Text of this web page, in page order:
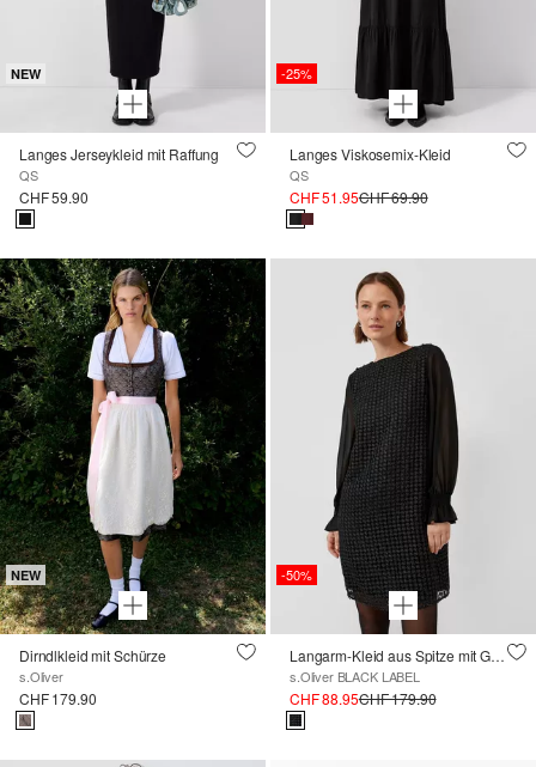
NEW
Langes Jerseykleid mit Raffung
QS
CHF 59.90
-25%
Langes Viskosemix-Kleid
QS
CHF 51.95CHF 69.90
NEW
Dirndlkleid mit Schürze
s.Oliver
CHF 179.90
-50%
Langarm-Kleid aus Spitze mit Glitzergarn
s.Oliver BLACK LABEL
CHF 88.95CHF 179.90